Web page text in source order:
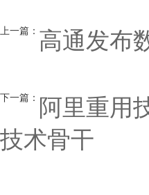
上一篇： 高通发布
下一篇：
阿里重用
技术骨干